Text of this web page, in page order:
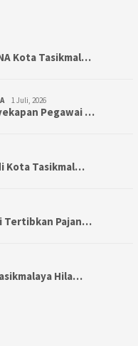
Kota Tasikmal…
1 Juli, 2026
Pegawai …
Kota Tasikmal…
Tertibkan Pajan…
Hila…